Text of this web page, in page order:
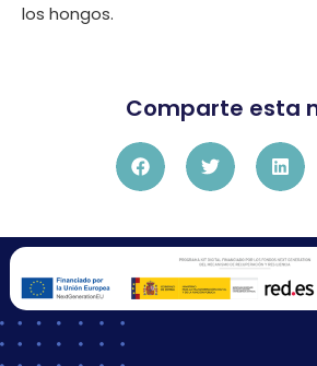
los hongos.
Comparte esta